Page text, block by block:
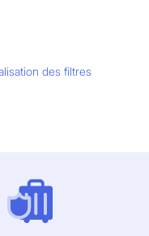
des filtres